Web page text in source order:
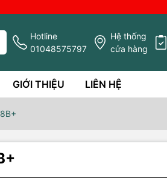
Hotline
01048575797
Hệ thống
cửa hàng
GIỚI THIỆU LIÊN HỆ